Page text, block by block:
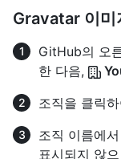
Gravatar 이미
GitHub의 오
한 다음,
조직을 클릭
조직 이름에서
표시되지 않으